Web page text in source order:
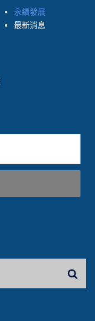
永續發展
最新消息